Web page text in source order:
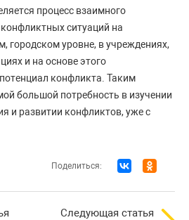
процесс взаимного
ситуаций на
городском уровне, в учреждениях,
и на основе этого
конфликта. Таким
большой потребность в изучении
и развитии конфликтов, уже с
Поделиться:
Следующая статья